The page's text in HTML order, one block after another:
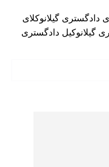
دادگستری گیلانوکلای
گیلانوکیل دادگستری